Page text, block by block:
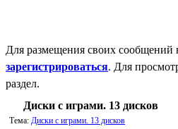
Для размещения своих сообщений
зарегистрироваться. Для
раздел.
Диски с играми. 13 дисков
Тема: Диски с играми. 13 дисков